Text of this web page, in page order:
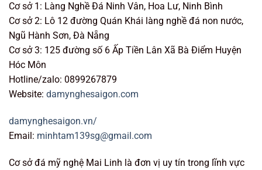
Cơ sở 1: Làng Nghề Đá Ninh Vân, Hoa Lư, Ninh Bình
Cơ sở 2: Lô 12 đường Quán Khái làng nghề đá non nước,
Ngũ Hành Sơn, Đà Nẵng
Cơ sở 3: 125 đường số 6 Ấp Tiền Lân Xã Bà Điểm Huyện
Hóc Môn
Hotline/zalo: 0899267879
Website: damynghesaigon.com
damynghesaigon.vn/
Email: minhtam139sg@gmail.com
Cơ sở đá mỹ nghệ Mai Linh là đơn vị uy tín trong lĩnh vực